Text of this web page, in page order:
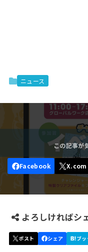
ニュース
よろしければシ